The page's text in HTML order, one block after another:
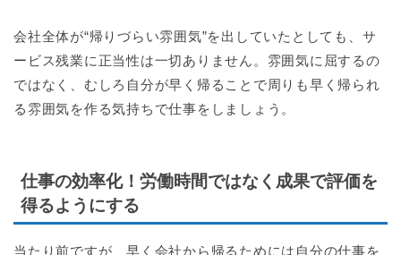
会社全体が“帰りづらい雰囲気”を出していたとしても、サ
ービス残業に正当性は一切ありません。雰囲気に屈するの
ではなく、むしろ自分が早く帰ることで周りも早く帰られ
る雰囲気を作る気持ちで仕事をしましょう。
仕事の効率化！労働時間ではなく成果で評価を
得るようにする
当たり前ですが、早く会社から帰るためには自分の仕事を